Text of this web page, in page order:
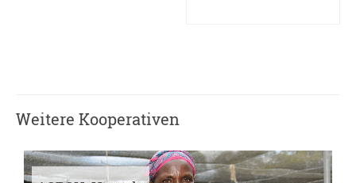
Weitere Kooperativen